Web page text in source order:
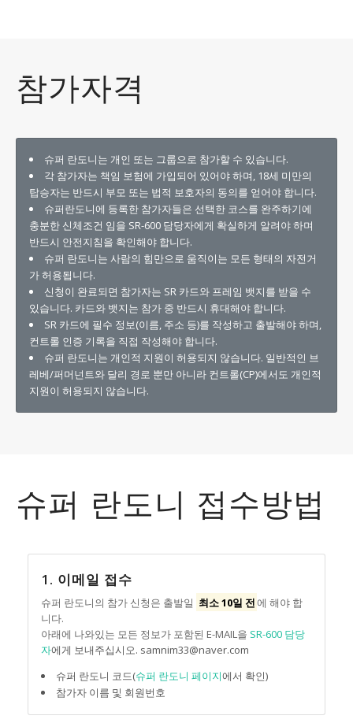
참가자격
슈퍼 란도니는 개인 또는 그룹으로 참가할 수 있습니다.
각 참가자는 책임 보험에 가입되어 있어야 하며, 18세 미만의
탑승자는 반드시 부모 또는 법적 보호자의 동의를 얻어야 합니다.
슈퍼란도니에 등록한 참가자들은 선택한 코스를 완주하기에
충분한 신체조건 임을 SR-600 담당자에게 확실하게 알려야 하며
반드시 안전지침을 확인해야 합니다.
슈퍼 란도니는 사람의 힘만으로 움직이는 모든 형태의 자전거
가 허용됩니다.
신청이 완료되면 참가자는 SR 카드와 프레임 뱃지를 받을 수
있습니다. 카드와 뱃지는 참가 중 반드시 휴대해야 합니다.
SR 카드에 필수 정보(이름, 주소 등)를 작성하고 출발해야 하며,
컨트롤 인증 기록을 직접 작성해야 합니다.
슈퍼 란도니는 개인적 지원이 허용되지 않습니다. 일반적인 브
레베/퍼머넌트와 달리 경로 뿐만 아니라 컨트롤(CP)에서도 개인적
지원이 허용되지 않습니다.
슈퍼 란도니 접수방법
1. 이메일 접수
슈퍼 란도니의 참가 신청은 출발일 최소 10일 전에 해야 합
니다.
아래에 나와있는 모든 정보가 포함된 E-MAIL을 SR-600 담당
자에게 보내주십시오. samnim33@naver.com
슈퍼 란도니 코드(슈퍼 란도니 페이지에서 확인)
참가자 이름 및 회원번호